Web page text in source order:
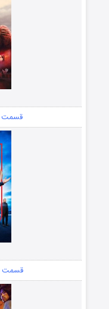
قسمت
قسمت